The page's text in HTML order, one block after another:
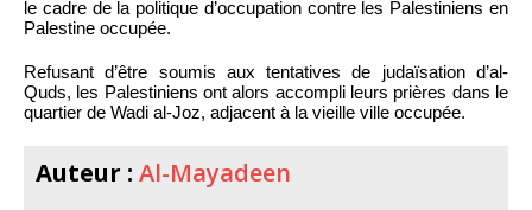
le cadre de la politique d’occupation contre les Palestiniens en
Palestine occupée.
Refusant d’être soumis aux tentatives de judaïsation d’al-
Quds, les Palestiniens ont alors accompli leurs prières dans le
quartier de Wadi al-Joz, adjacent à la vieille ville occupée.
Auteur : Al-Mayadeen